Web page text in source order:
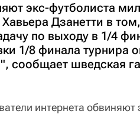
экс-футболиста
Дзанетти в
по выходу в 1/4
1/8 финала турнира
сообщает шведская
интернета обвиняют